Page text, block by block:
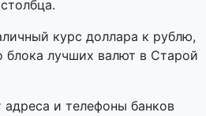
курс доллара к рублю,
блока лучших валют в Старой
и телефоны банков